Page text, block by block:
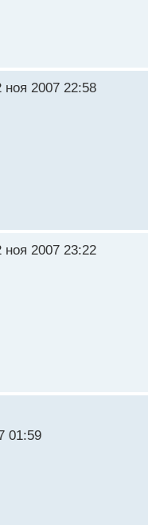
ноя 2007 22:58
ноя 2007 23:22
01:59